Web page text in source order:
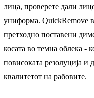
лица, проверете дали
униформа. QuickRemove
претходно поставени
косата во темна облека -
повисоката резолуција и
квалитетот на рабовите.